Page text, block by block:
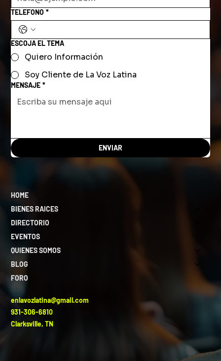
TELEFONO *
ESCOJA EL TEMA
Quiero Información
Soy Cliente de La Voz Latina
MENSAJE *
ENVIAR
HOME
BIENES RAICES
DIRECTORIO
EVENTOS
QUIENES SOMOS
BLOG
FORO
enlavozlatina@gmail.com
931-306-6810
Clarksville, TN